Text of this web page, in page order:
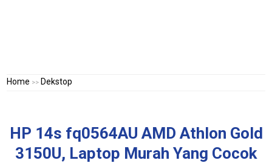
Home >> Dekstop
HP 14s fq0564AU AMD Athlon Gold
3150U, Laptop Murah Yang Cocok